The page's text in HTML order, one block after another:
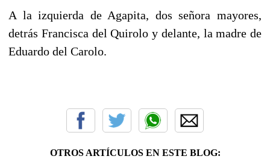
A la izquierda de Agapita, dos señora mayores,
detrás Francisca del Quirolo y delante, la madre de
Eduardo del Carolo.
OTROS ARTÍCULOS EN ESTE BLOG: